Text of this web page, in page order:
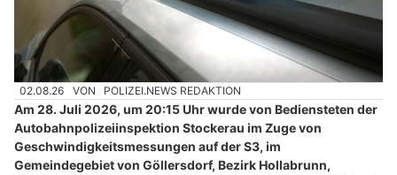
02.08.26 VON POLIZEI.NEWS REDAKTION
Am 28. Juli 2026, um 20:15 Uhr wurde von Bediensteten der
Autobahnpolizeiinspektion Stockerau im Zuge von
Geschwindigkeitsmessungen auf der S3, im
Gemeindegebiet von Göllersdorf, Bezirk Hollabrunn,